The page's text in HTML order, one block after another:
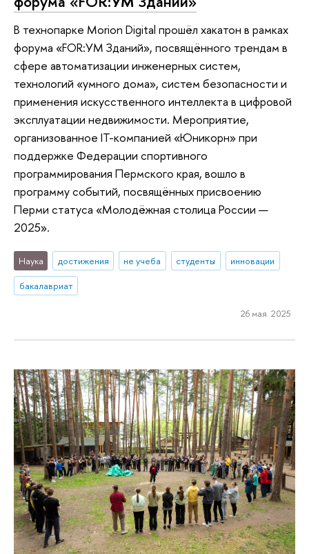
В технопарке Morion Digital прошёл хакатон в рамках
форума «FOR:УМ Зданий», посвящённого трендам в
сфере автоматизации инженерных систем,
технологий «умного дома», систем безопасности и
применения искусственного интеллекта в цифровой
эксплуатации недвижимости. Мероприятие,
организованное IT-компанией «Юникорн» при
поддержке Федерации спортивного
программирования Пермского края, вошло в
программу событий, посвящённых присвоению
Перми статуса «Молодёжная столица России —
2025».
Наука достижения не учеба студенты
инновации
бакалавриат
26 мая 2025